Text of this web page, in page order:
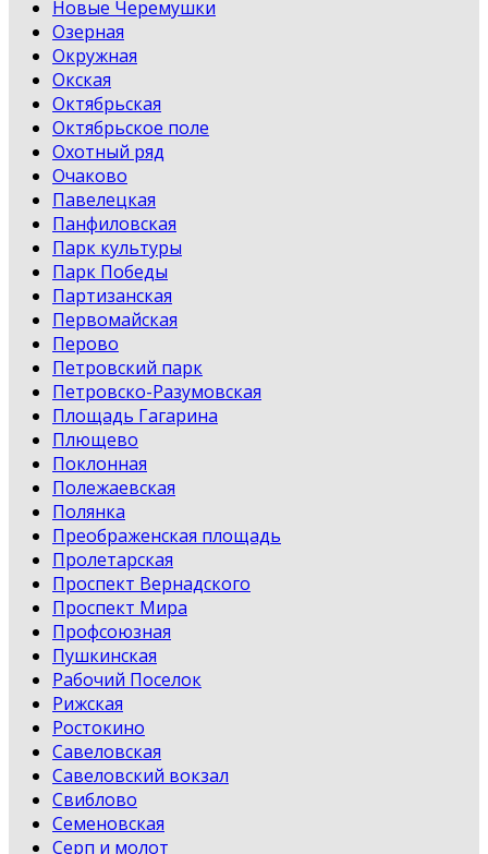
Новые Черемушки
Озерная
Окружная
Окская
Октябрьская
Октябрьское поле
Охотный ряд
Очаково
Павелецкая
Панфиловская
Парк культуры
Парк Победы
Партизанская
Первомайская
Перово
Петровский парк
Петровско-Разумовская
Площадь Гагарина
Плющево
Поклонная
Полежаевская
Полянка
Преображенская площадь
Пролетарская
Проспект Вернадского
Проспект Мира
Профсоюзная
Пушкинская
Рабочий Поселок
Рижская
Ростокино
Савеловская
Савеловский вокзал
Свиблово
Семеновская
Серп и молот